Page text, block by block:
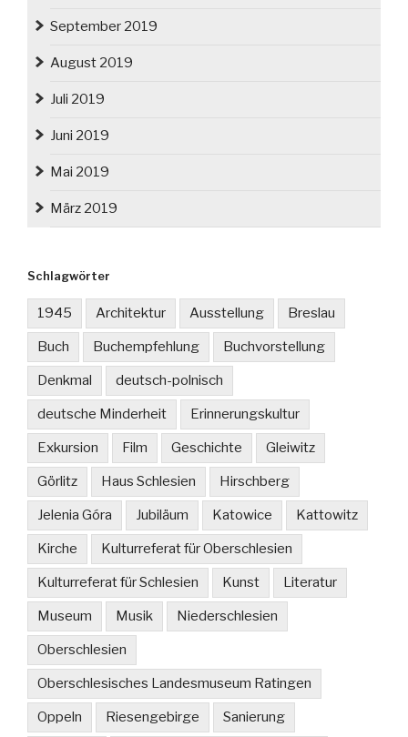
September 2019
August 2019
Juli 2019
Juni 2019
Mai 2019
März 2019
Schlagwörter
1945 Architektur Ausstellung Breslau
Buch Buchempfehlung Buchvorstellung
Denkmal deutsch-polnisch
deutsche Minderheit Erinnerungskultur
Exkursion Film Geschichte Gleiwitz
Görlitz Haus Schlesien Hirschberg
Jelenia Góra Jubiläum Katowice Kattowitz
Kirche Kulturreferat für Oberschlesien
Kulturreferat für Schlesien Kunst Literatur
Museum Musik Niederschlesien
Oberschlesien
Oberschlesisches Landesmuseum Ratingen
Oppeln Riesengebirge Sanierung